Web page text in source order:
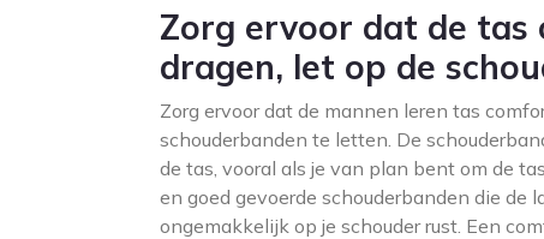
Zorg ervoor dat de
dragen, let op de
Zorg ervoor dat de mannen leren tas
schouderbanden te letten. De
de tas, vooral als je van plan bent om de
en goed gevoerde schouderbanden die
ongemakkelijk op je schouder rust. Een